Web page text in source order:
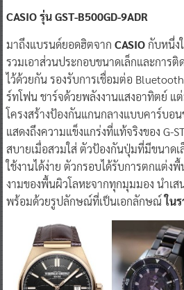
CASIO รุ่น GST-B500GD-9ADR
มาถึงแบรนด์ยอดฮิตจาก CASIOกับหนึ่ง
รวมเอาส่วนประกอบขนาดเล็กและการ
ไว้ด้วยกัน รองรับการเชื่อมต่อ
ร์ทโฟน ชาร์จด้วยพลังงานแสงอาทิตย์ แ
โครงสร้างป้องกันแกนกลางแบบคาร์บอ
แสดงถึงความแข็งแกร่งที่แท้จริงของ G-
สบายเมื่อสวมใส่ ตัวป้องกันปุ่มที่มีขนาด
ใช้งานได้ง่าย ตัวกรอบได้รับการตกแต่ง
งามของพื้นผิวโลหะจากทุกมุมมอง นำเส
พร้อมด้วยรูปลักษณ์ที่เป็นเอกลักษณ์ใน